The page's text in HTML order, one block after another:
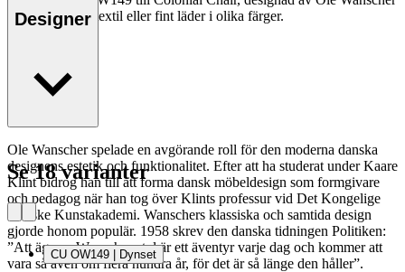
1949, kan fås i textil eller fint läder i olika färger.
Designer
Ole Wanscher spelade en avgörande roll för den moderna danska
designens estetik och funktionalitet. Efter att ha studerat under Kaare
Klint bidrog han till att forma dansk möbeldesign som formgivare
och pedagog när han tog över Klints professur vid Det Kongelige
Danske Kunstakademi. Wanschers klassiska och samtida design
gjorde honom populär. 1958 skrev den danska tidningen Politiken:
”Att äga en Wanscher-stol är ett äventyr varje dag och kommer att
vara så även om flera hundra år, för det är så länge den håller”.
Se 18 varianter
CU OW149 | Dynset